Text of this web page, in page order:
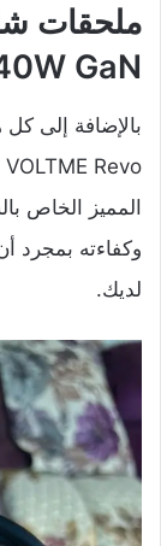
GaN
بالإضافة إلى
المميز الخاص
وكفاءته بمجرد
لديك.